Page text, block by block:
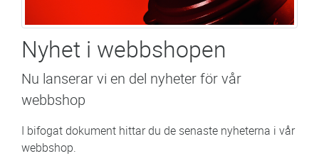
Nyhet i webbshopen
Nu lanserar vi en del nyheter för vår
webbshop
I bifogat dokument hittar du de senaste nyheterna i vår
webbshop.